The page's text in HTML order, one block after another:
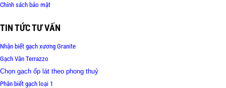
Chính sách bảo mật
TIN TỨC TƯ VẤN
Nhận biết gạch xương Granite
Gạch Vân Terrazzo
Chọn gạch ốp lát theo phong thuỷ
Phân biết gạch loại 1